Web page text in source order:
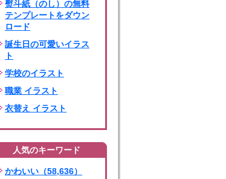
熨斗紙（のし）の無料
テンプレートをダウン
ロード
誕生日の可愛いイラス
ト
学校のイラスト
職業 イラスト
衣替え イラスト
人気のキーワード
かわいい（58,636）